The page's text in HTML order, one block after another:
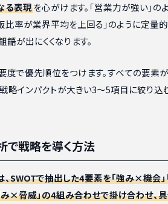
る表現を心がけます。「営業力が強い」の
比率が業界平均を上回る」のように定量的
が出にくくなります。
度で優先順位をつけます。すべての要素
略インパクトが大きい3〜5項目に絞り込
で戦略を導く方法
、SWOTで抽出した4要素を「強み×機会
み×脅威」の4組み合わせで掛け合わせ、